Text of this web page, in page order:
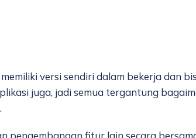
versi sendiri dalam bekerja dan
juga, jadi semua tergantung